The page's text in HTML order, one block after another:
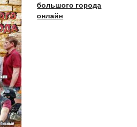
большого города
онлайн